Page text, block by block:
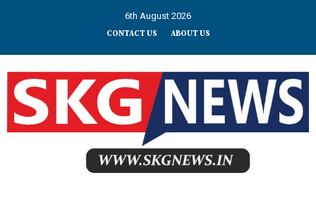
6th August 2026
CONTACT US ABOUT US